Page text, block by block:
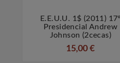
 
E.E.U.U. 1$ (2011) 17º
Presidencial Andrew
Johnson (2cecas)
15,00 €